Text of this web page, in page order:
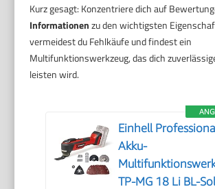
Kurz gesagt: Konzentriere dich auf
Informationenzu den wichtigsten
vermeidest du Fehlkäufe und findest ein
Multifunktionswerkzeug, das dich
leisten wird.
Einhell
Akku-
TP-MG 18 Li BL-